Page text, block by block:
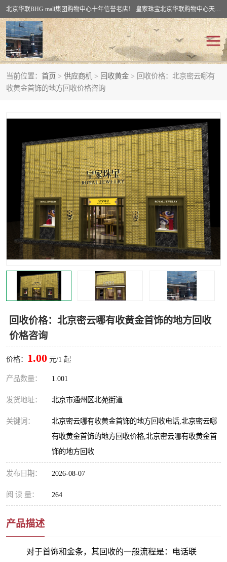
北京华联BHG mall集团购物中心十年信誉老店！ 皇家珠宝北京华联购物中心天时名苑店竭诚欢迎您。 北京市通州区（八通线）通州北苑地铁华联购物中心一层皇家珠宝 北京皇家珠宝通州黄金回收黄金首饰加工店（八通线: 通州北苑地铁华联店）：通州区通州北苑地铁华联购物中心一层皇家珠宝。
当前位置： 首页 > 供应商机 > 回收黄金 > 回收价格：北京密云哪有
收黄金首饰的地方回收价格咨询
回收价格：北京密云哪有收黄金首饰的地方回收
价格咨询
价格： 1.00 元/1 起
产品数量： 1.001
发货地址： 北京市通州区北苑街道
关键词：
北京密云哪有收黄金首饰的地方回收电话,北京密云哪
有收黄金首饰的地方回收价格,北京密云哪有收黄金首
饰的地方回收
发布日期： 2026-08-07
阅 读 量： 264
产品描述
对于首饰和金条，其回收的一般流程是：电话联
回收黄金
回收翡翠玉石